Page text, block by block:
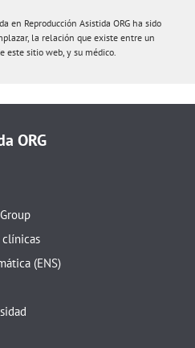
en Reproducción Asistida ORG ha sido
la relación que existe entre un
este sitio web, y su médico.
ORG
(ENS)